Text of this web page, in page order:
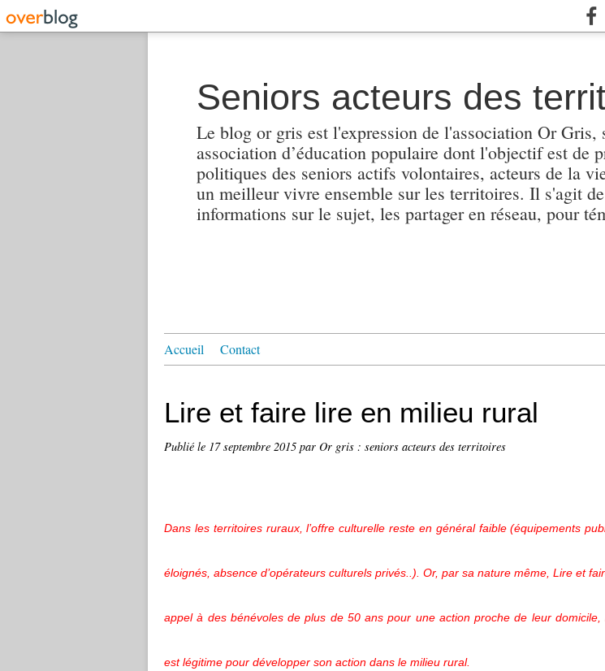
Seniors acteurs des
Le blog or gris est l'expression de l'association Or Gris,
association d’éducation populaire dont l'objectif est de
politiques des seniors actifs volontaires, acteurs de la
un meilleur vivre ensemble sur les territoires. Il s'agit
informations sur le sujet, les partager en réseau, pour
Accueil Contact
Lire et faire lire en milieu rural
Publié le 17 septembre 2015 par Or gris : seniors acteurs des territoires
Dans les territoires ruraux, l’offre culturelle reste en général faible (équipements
éloignés, absence d’opérateurs culturels privés..). Or, par sa nature même, Lire et
appel à des bénévoles de plus de 50 ans pour une action proche de leur domicile,
est légitime pour développer son action dans le milieu rural.